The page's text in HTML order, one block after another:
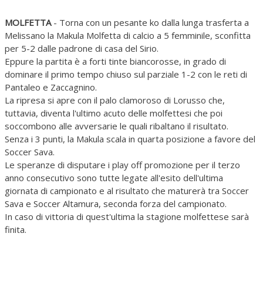
MOLFETTA- Torna con un pesante ko dalla lunga trasferta a
Melissano la Makula Molfetta di calcio a 5 femminile, sconfitta
per 5-2 dalle padrone di casa del Sirio.
Eppure la partita è a forti tinte biancorosse, in grado di
dominare il primo tempo chiuso sul parziale 1-2 con le reti di
Pantaleo e Zaccagnino.
La ripresa si apre con il palo clamoroso di Lorusso che,
tuttavia, diventa l'ultimo acuto delle molfettesi che poi
soccombono alle avversarie le quali ribaltano il risultato.
Senza i 3 punti, la Makula scala in quarta posizione a favore del
Soccer Sava.
Le speranze di disputare i play off promozione per il terzo
anno consecutivo sono tutte legate all'esito dell'ultima
giornata di campionato e al risultato che maturerà tra Soccer
Sava e Soccer Altamura, seconda forza del campionato.
In caso di vittoria di quest'ultima la stagione molfettese sarà
finita.